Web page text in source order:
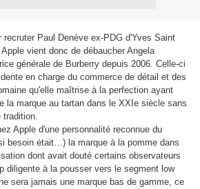
Paul Denève ex-PDG d'Yves Saint
vient donc de débaucher Angela
générale de Burberry depuis 2006. Celle-ci
en charge du commerce de détail et des
qu'elle maîtrise à la perfection ayant
la marque au tartan dans le XXIe siècle sans
tradition.
Apple d'une personnalité reconnue du
besoin était…) la marque à la pomme dans
dont avait douté certains observateurs
diligente à la pousser vers le segment low
sera jamais une marque bas de gamme, ce